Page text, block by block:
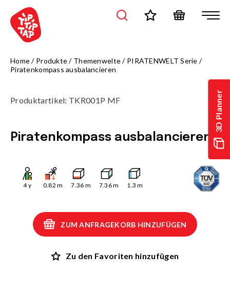
3D Planner
Home/ Produkte/ Themenwelte/ PIRATENWELT Serie /
Piratenkompass ausbalancieren
Produktartikel: TKR001P MF
Piratenkompass ausbalancieren
4y 0.82 m 7.36 m 7.36m 1.3 m
ZUM ANFRAGEKORB HINZUFÜGEN
Zu den Favoriten hinzufügen